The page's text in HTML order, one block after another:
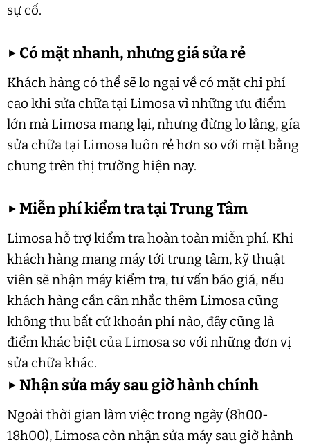
sự cố.
▶ Có mặt nhanh, nhưng giá sửa rẻ
Khách hàng có thể sẽ lo ngại về có mặt chi phí
cao khi sửa chữa tại Limosa vì những ưu điểm
lớn mà Limosa mang lại, nhưng đừng lo lắng, gía
sửa chữa tại Limosa luôn rẻ hơn so với mặt bằng
chung trên thị trường hiện nay.
▶Miễn phí kiểm tra tại Trung Tâm
Limosa hỗ trợ kiểm tra hoàn toàn miễn phí. Khi
khách hàng mang máy tới trung tâm, kỹ thuật
viên sẽ nhận máy kiểm tra, tư vấn báo giá, nếu
khách hàng cần cân nhắc thêm Limosa cũng
không thu bất cứ khoản phí nào, đây cũng là
điểm khác biệt của Limosa so với những đơn vị
sửa chữa khác.
▶Nhận sửa máy sau giờ hành chính
Ngoài thời gian làm việc trong ngày (8h00-
18h00), Limosa còn nhận sửa máy sau giờ hành